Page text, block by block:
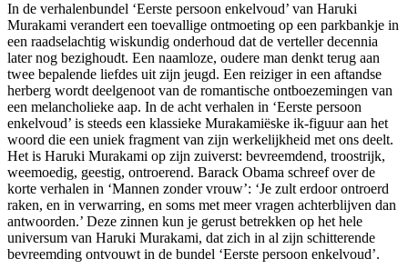
In de verhalenbundel ‘Eerste persoon enkelvoud’ van Haruki
Murakami verandert een toevallige ontmoeting op een parkbankje in
een raadselachtig wiskundig onderhoud dat de verteller decennia
later nog bezighoudt. Een naamloze, oudere man denkt terug aan
twee bepalende liefdes uit zijn jeugd. Een reiziger in een aftandse
herberg wordt deelgenoot van de romantische ontboezemingen van
een melancholieke aap. In de acht verhalen in ‘Eerste persoon
enkelvoud’ is steeds een klassieke Murakamiëske ik-figuur aan het
woord die een uniek fragment van zijn werkelijkheid met ons deelt.
Het is Haruki Murakami op zijn zuiverst: bevreemdend, troostrijk,
weemoedig, geestig, ontroerend. Barack Obama schreef over de
korte verhalen in ‘Mannen zonder vrouw’: ‘Je zult erdoor ontroerd
raken, en in verwarring, en soms met meer vragen achterblijven dan
antwoorden.’ Deze zinnen kun je gerust betrekken op het hele
universum van Haruki Murakami, dat zich in al zijn schitterende
bevreemding ontvouwt in de bundel ‘Eerste persoon enkelvoud’.